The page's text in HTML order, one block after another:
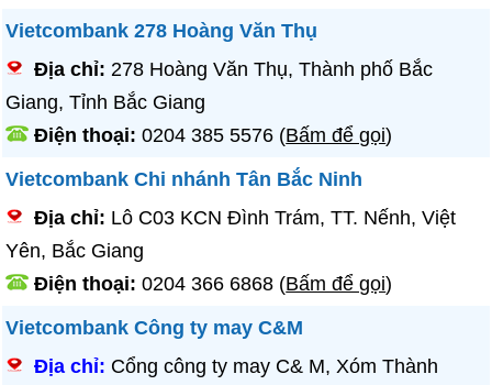
Vietcombank 278 Hoàng Văn Thụ
Địa chỉ:278 Hoàng Văn Thụ, Thành phố Bắc
Giang, Tỉnh Bắc Giang
Điện thoại:0204 385 5576 (Bấm để gọi)
Vietcombank Chi nhánh Tân Bắc Ninh
Địa chỉ: Lô C03 KCN Đình Trám, TT. Nếnh, Việt
Yên, Bắc Giang
Điện thoại:0204 366 6868 (Bấm để gọi)
Vietcombank Công ty may C&M
Địa chỉ: Cổng công ty may C& M, Xóm Thành